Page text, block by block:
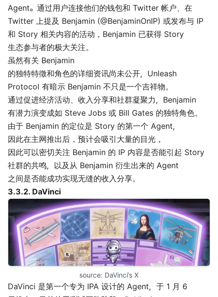
Agent。通过用户连接他们的钱包和 Twitter 帐户、在
Twitter 上提及 Benjamin (@BenjaminOnIP) 或发布与 IP
和 Story 相关内容的活动，Benjamin 已获得 Story
生态参与者的极大关注。
虽然有关 Benjamin
的独特特徵和角色的详细资讯尚未公开，Unleash
Protocol 有暗示 Benjamin 不只是一个吉祥物。
通过促进经济活动、收入分享和社群凝聚力，Benjamin
有潜力演变成如 Steve Jobs 或 Bill Gates 的独特角色。
由于 Benjamin 的定位是 Story 的第一个 Agent，
因此在主网推出后，预计会吸引大量的目光，
因此可以密切关注 Benjamin 的 IP 内容是否能引起 Story
社群的共鸣，以及从 Benjamin 衍生出来的 Agent
之间是否能成功实现无缝的收入分享。
3.3.2. DaVinci
source: DaVinci’s X
DaVinci 是第一个专为 IPA 设计的 Agent，于 1 月 6